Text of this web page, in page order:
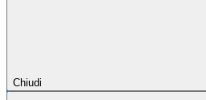
Chiudi